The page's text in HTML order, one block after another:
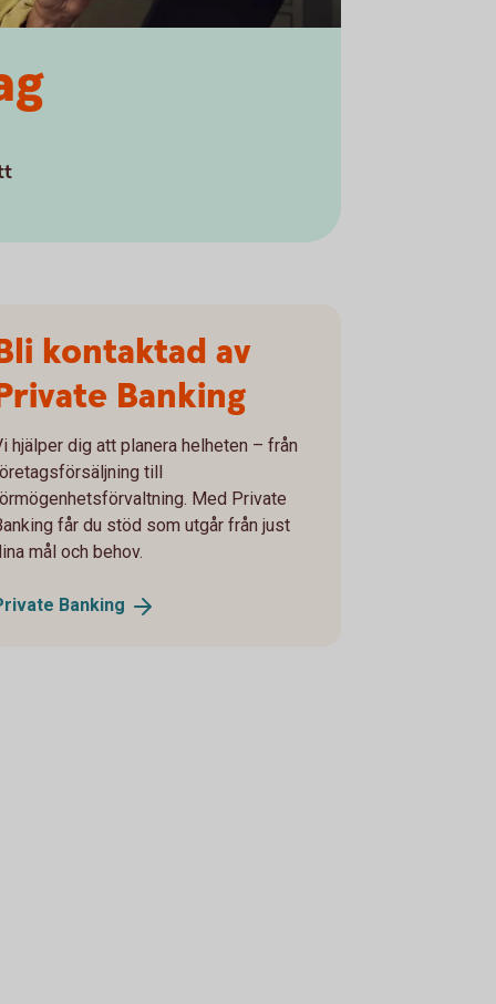
kontaktad av
Banking
hjälper dig att planera helheten – från
till
Med Private
får du stöd som utgår från just
mål och behov.
Banking